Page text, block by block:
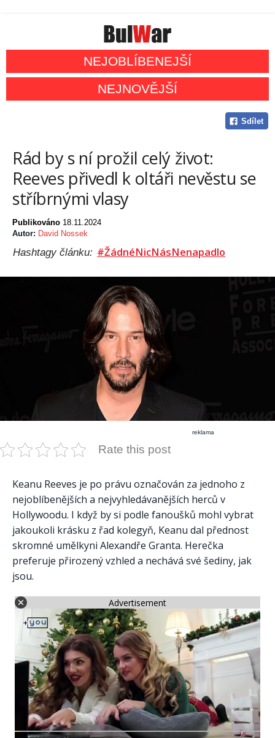
NEJOBLÍBENEJŠÍ
NEJNOVĚJŠÍ
Sdílet
Rád by s ní prožil celý život:
Reeves přivedl k oltáři nevěstu se
stříbrnými vlasy
Publikováno 18.11.2024
Autor: David Nossek
Hashtagy článku: #ŽádnéNicNásNenapadlo
reklama
Rate this post
Keanu Reeves je po právu označován za jednoho z
nejoblíbenějších a nejvyhledávanějších herců v
Hollywoodu. I když by si podle fanoušků mohl vybrat
jakoukoli krásku z řad kolegyň, Keanu dal přednost
skromné ​​umělkyni Alexandře Granta. Herečka
preferuje přirozený vzhled a nechává své šediny, jak
jsou.
Advertisement